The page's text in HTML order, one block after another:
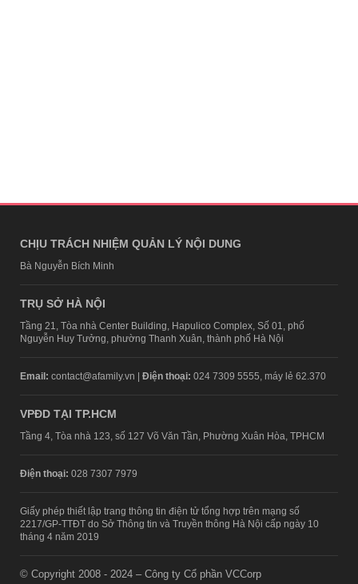
CHỊU TRÁCH NHIỆM QUẢN LÝ NỘI DUNG
Bà Nguyễn Bích Minh
TRỤ SỞ HÀ NỘI
Tầng 21, Tòa nhà Center Building, Hapulico Complex, Số 01, phố
Nguyễn Huy Tưởng, phường Thanh Xuân, thành phố Hà Nội
Email: contact@afamily.vn | Điện thoại: 024 7309 5555, máy lẻ 62.370
VPĐD TẠI TP.HCM
Tầng 4, Tòa nhà 123, số 127 Võ Văn Tần, Phường Xuân Hòa, TPHCM
Điện thoại: 028 7307 7979
Giấy phép thiết lập trang thông tin điện tử tổng hợp trên mạng số
2217/GP-TTĐT do Sở Thông tin và Truyền thông Hà Nội cấp ngày 10
tháng 4 năm 2019
© Copyright 2008 - 2024 – Công ty Cổ phần VCCorp